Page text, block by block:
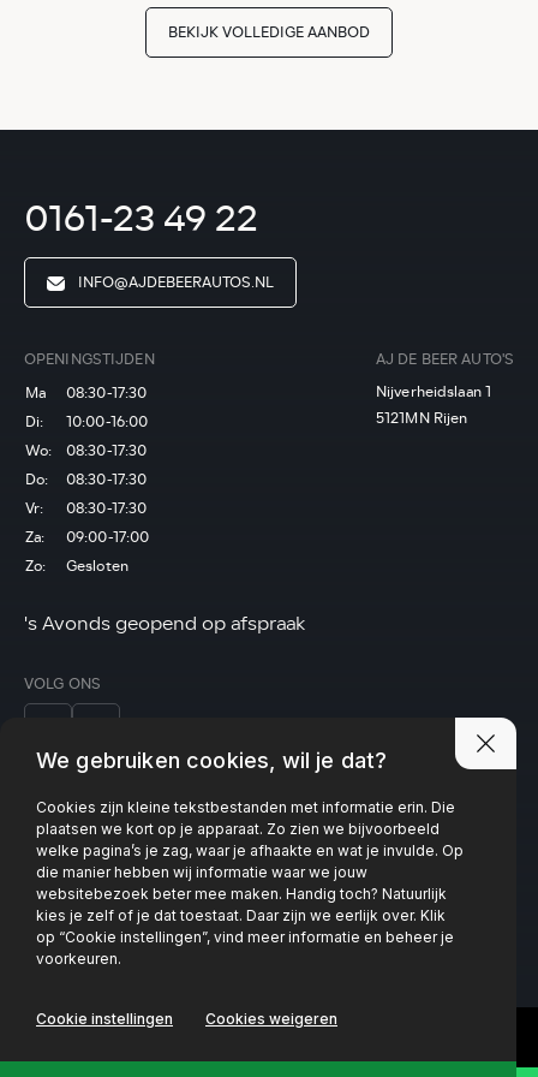
BEKIJK VOLLEDIGE AANBOD
0161-23 49 22
INFO@AJDEBEERAUTOS.NL
OPENINGSTIJDEN
Ma
08:30-17:30
Di:
10:00-16:00
Wo:
08:30-17:30
Do:
08:30-17:30
Vr:
08:30-17:30
Za:
09:00-17:00
Zo:
Gesloten
's Avonds geopend op afspraak
AJ DE BEER AUTO'S
Nijverheidslaan 1
5121MN Rijen
VOLG ONS
Privacy policy
We gebruiken cookies, wil je dat?
Cookies zijn kleine tekstbestanden met informatie erin. Die
plaatsen we kort op je apparaat. Zo zien we bijvoorbeeld
welke pagina’s je zag, waar je afhaakte en wat je invulde. Op
die manier hebben wij informatie waar we jouw
websitebezoek beter mee maken. Handig toch? Natuurlijk
kies je zelf of je dat toestaat. Daar zijn we eerlijk over. Klik
op “Cookie instellingen”, vind meer informatie en beheer je
voorkeuren.
Cookie instellingen Cookies weigeren